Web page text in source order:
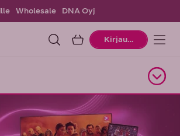
Wholesale DNA Oyj
OstoskoriKirjaudu